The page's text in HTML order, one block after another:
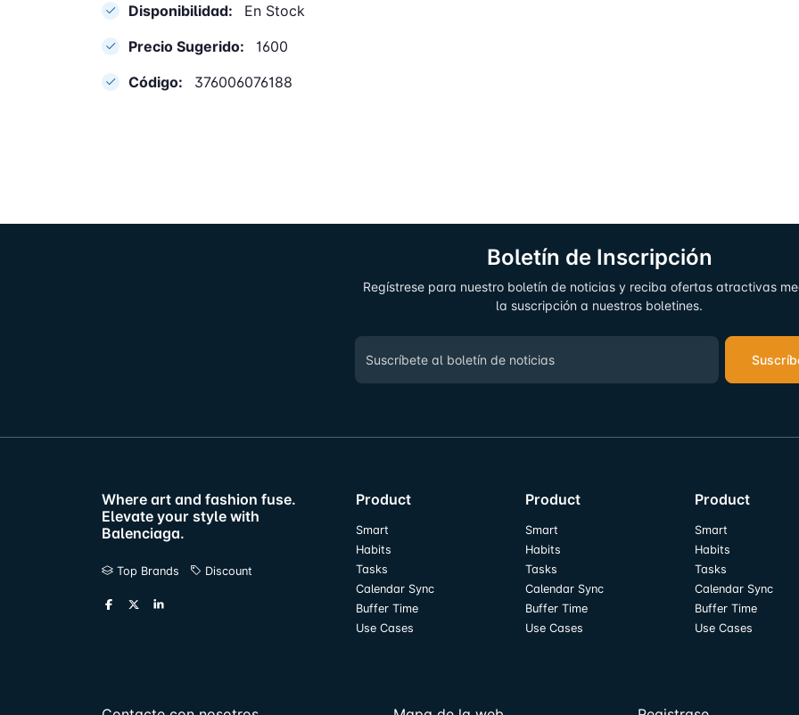
Disponibilidad:
En Stock
Precio Sugerido:
1600
Código:
376006076188
Boletín de Inscripción
Regístrese para nuestro boletín de noticias y reciba ofertas atractivas
la suscripción a nuestros boletines.
Where art and fashion fuse.
Elevate your style with
Balenciaga.
Top Brands Discount
Product
Smart
Habits
Tasks
Calendar Sync
Buffer Time
Use Cases
Product
Smart
Habits
Tasks
Calendar Sync
Buffer Time
Use Cases
Product
Smart
Habits
Tasks
Calendar Sync
Buffer Time
Use Cases